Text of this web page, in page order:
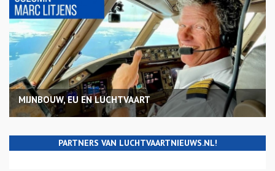
MIJNBOUW, EU EN LUCHTVAART
PARTNERS VAN LUCHTVAARTNIEUWS.NL!